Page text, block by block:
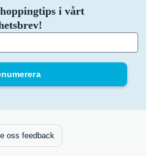
i vårt
oss feedback